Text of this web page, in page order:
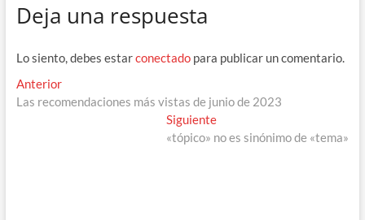
Deja una respuesta
Lo siento, debes estarconectadopara publicar un comentario.
Navegación
de
AnteriorEntrada
anterior:
Las recomendaciones más vistas de junio de 2023
SiguienteEntrada
siguiente:
«tópico» no es sinónimo de «tema»